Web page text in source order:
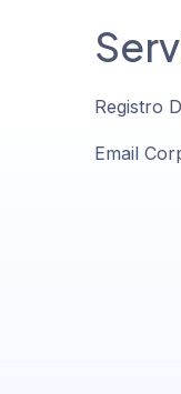
Registro
Email